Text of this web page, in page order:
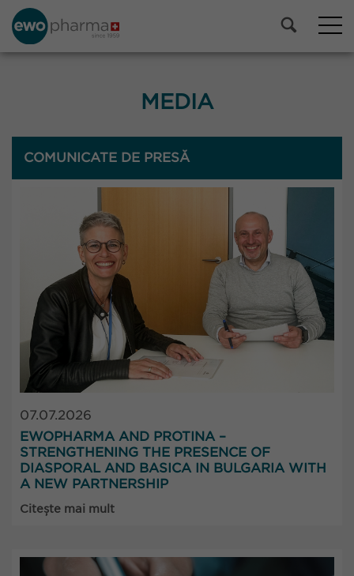
MEDIA
COMUNICATE DE PRESĂ
07.07.2026
EWOPHARMA AND PROTINA –
STRENGTHENING THE PRESENCE OF
DIASPORAL AND BASICA IN BULGARIA WITH
A NEW PARTNERSHIP
Citește mai mult